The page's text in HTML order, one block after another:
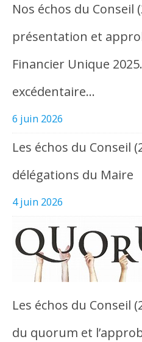
Nos échos du Conseil
présentation et
Financier Unique
excédentaire…
6 juin 2026
Les échos du Conseil
délégations du Maire
4 juin 2026
Les échos du Conseil
du quorum et